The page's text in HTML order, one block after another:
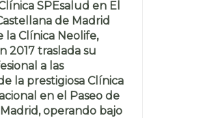
SPEsalud en El
de Madrid
la Clínica Neolife,
2017 traslada su
a las
la prestigiosa Clínica
en el Paseo de
operando bajo